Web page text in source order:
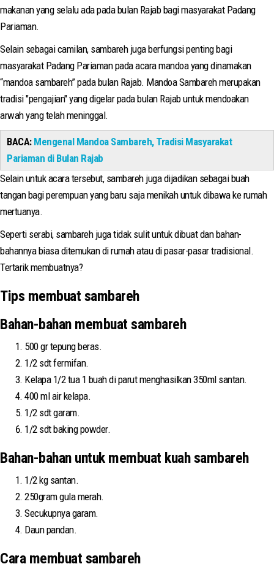
makanan yang selalu ada pada bulan Rajab bagi masyarakat Padang
Pariaman.
Selain sebagai camilan, sambareh juga berfungsi penting bagi
masyarakat Padang Pariaman pada acara mandoa yang dinamakan
“mandoa sambareh” pada bulan Rajab. Mandoa Sambareh merupakan
tradisi "pengajian" yang digelar pada bulan Rajab untuk mendoakan
arwah yang telah meninggal.
BACA: Mengenal Mandoa Sambareh, Tradisi Masyarakat
Pariaman di Bulan Rajab
Selain untuk acara tersebut, sambareh juga dijadikan sebagai buah
tangan bagi perempuan yang baru saja menikah untuk dibawa ke rumah
mertuanya.
Seperti serabi, sambareh juga tidak sulit untuk dibuat dan bahan-
bahannya biasa ditemukan di rumah atau di pasar-pasar tradisional.
Tertarik membuatnya?
Tips membuat sambareh
Bahan-bahan membuat sambareh
500 gr tepung beras.
1/2 sdt fermifan.
Kelapa 1/2 tua 1 buah di parut menghasilkan 350ml santan.
400 ml air kelapa.
1/2 sdt garam.
1/2 sdt baking powder.
Bahan-bahan untuk membuat kuah sambareh
1/2 kg santan.
250gram gula merah.
Secukupnya garam.
Daun pandan.
Cara membuat sambareh